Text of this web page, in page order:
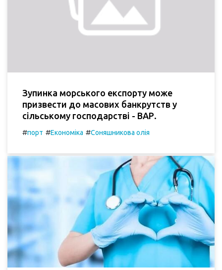
Зупинка морського експорту може
призвести до масових банкрутств у
сільському господарстві - ВАР.
#порт #Економіка #Соняшникова олія